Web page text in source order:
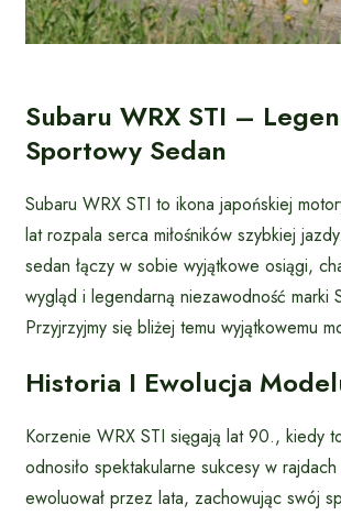
Subaru WRX STI –
Sportowy Sedan
Subaru WRX STI to ikona japońskiej
lat rozpala serca miłośników szybkiej
sedan łączy w sobie wyjątkowe osiągi,
wygląd i legendarną niezawodność marki
Przyjrzyjmy się bliżej temu wyjątkowemu
Historia I Ewolucja
Korzenie WRX STI sięgają lat 90., kiedy
odnosiło spektakularne sukcesy w
ewoluował przez lata, zachowując swój